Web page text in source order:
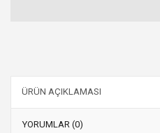
ÜRÜN AÇIKLAMASI
YORUMLAR (0)